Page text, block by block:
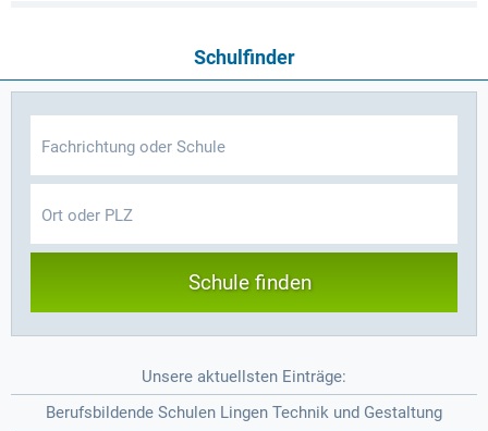
Schulfinder
Schule finden
Unsere aktuellsten Einträge:
Berufsbildende Schulen Lingen Technik und Gestaltung